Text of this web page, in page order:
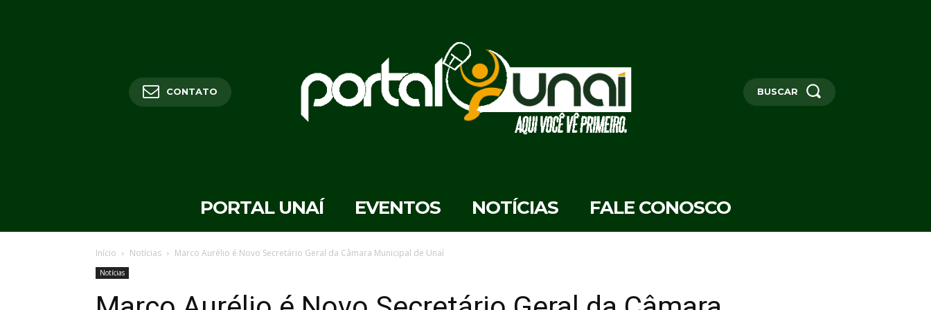
CONTATO BUSCAR
PORTAL UNAÍ EVENTOS NOTÍCIAS FALE CONOSCO
Início Notícias Marco Aurélio é Novo Secretário Geral da Câmara Municipal de Unaí
Notícias